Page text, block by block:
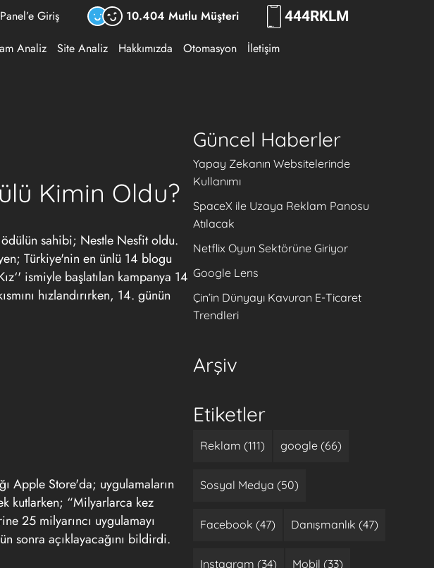
Giriş 10.404 Mutlu Müşteri 444RKLM
Analiz Site Analiz Hakkımızda Otomasyon İletişim
Kimin Oldu?
sahibi; Nestle Nesfit oldu.
Türkiye'nin en ünlü 14 blogu
ismiyle başlatılan kampanya 14
hızlandırırken, 14. günün
Apple Store'da; uygulamaların
kutlarken; “Milyarlarca kez
25 milyarıncı uygulamayı
sonra açıklayacağını bildirdi.
Güncel Haberler
Yapay Zekanın Websitelerinde
Kullanımı
SpaceX ile Uzaya Reklam Panosu
Atılacak
Netflix Oyun Sektörüne Giriyor
Google Lens
Çin’in Dünyayı Kavuran E-Ticaret
Trendleri
Arşiv
Etiketler
Reklam (111) google (66)
Sosyal Medya (50)
Facebook (47) Danışmanlık (47)
Instagram (34) Mobil (33)